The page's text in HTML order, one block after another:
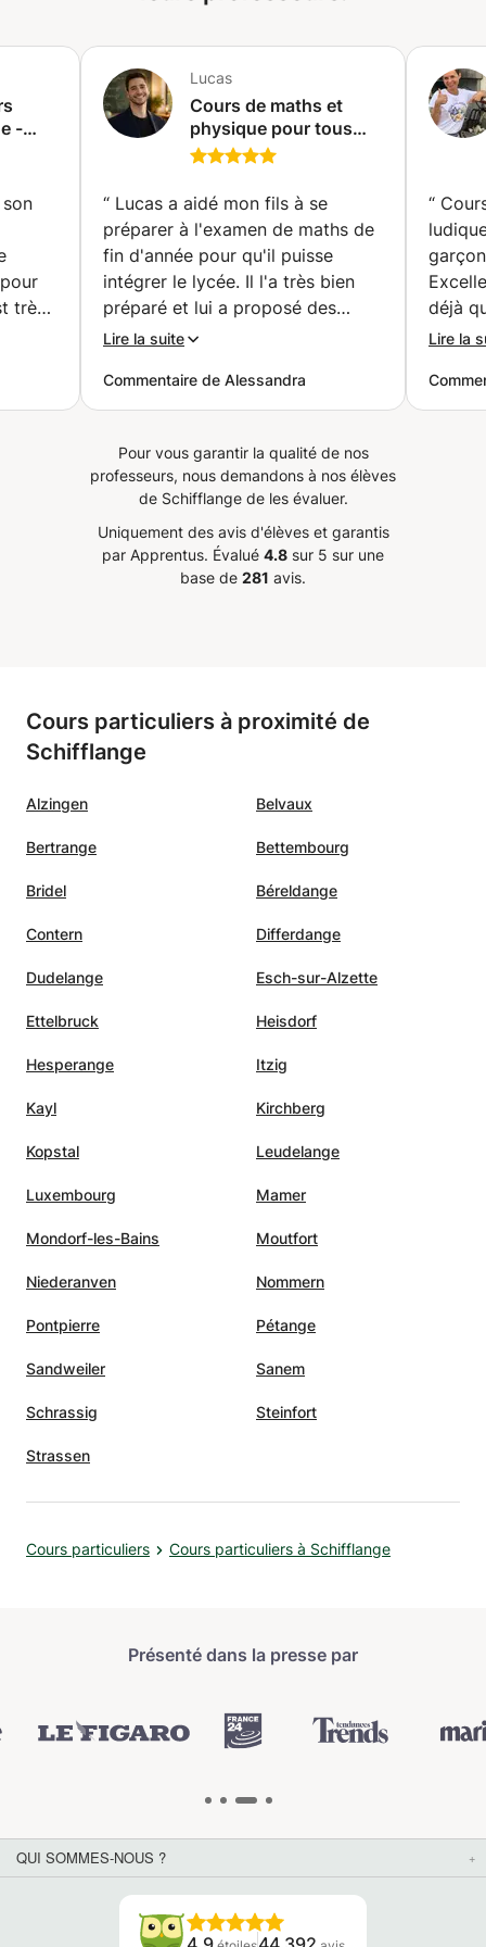
aux élèves de niveau intermédiaire ou avancé. L’objectif
gagner en confiance.
-
très
Lucas
Cours de maths et
physique pour tous
niveaux / Professeur
contractuellement à
vous faire progresser !
(Neuchâtel)
“ Lucas a aidé mon fils à se
préparer à l'examen de maths de
fin d'année pour qu'il puisse
intégrer le lycée. Il l'a très bien
préparé et lui a proposé des
exercices supplémentaires en
et explique très clairement, et fait
preuve d'une grande flexibilité
adaptés aux besoins de l'élève.
Je le recommande vivement.
Lire la suite
Commentaire de Alessandra
“
déjà
parler.
Lire la
Pour vous garantir la qualité de nos
professeurs, nous demandons à nos élèves
de Schifflange de les évaluer.
Uniquement des avis d'élèves et garantis
par Apprentus. Évalué 4.8 sur 5 sur une
base de 281 avis.
Cours particuliers à proximité de
Schifflange
Alzingen Belvaux
Bertrange Bettembourg
Bridel Béreldange
Contern Differdange
Dudelange Esch-sur-Alzette
Ettelbruck Heisdorf
Hesperange Itzig
Kayl Kirchberg
Kopstal Leudelange
Luxembourg Mamer
Mondorf-les-Bains Moutfort
Niederanven Nommern
Pontpierre Pétange
Sandweiler Sanem
Schrassig Steinfort
Strassen
Cours particuliers Cours particuliers à Schifflange
Présenté dans la presse par
QUI SOMMES-NOUS ?